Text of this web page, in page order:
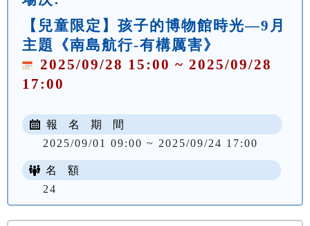
【兒童限定】孩子的博物館時光—9月
主題《南島航行-有構厲害》
2025/09/28 15:00 ~ 2025/09/28
17:00
報 名 期 間
2025/09/01 09:00 ~ 2025/09/24 17:00
名 額
24